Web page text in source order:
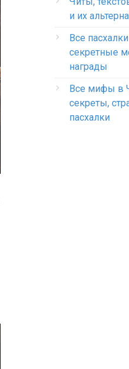
и их
Все
секретные
награды
Все мифы в
секреты,
пасхалки